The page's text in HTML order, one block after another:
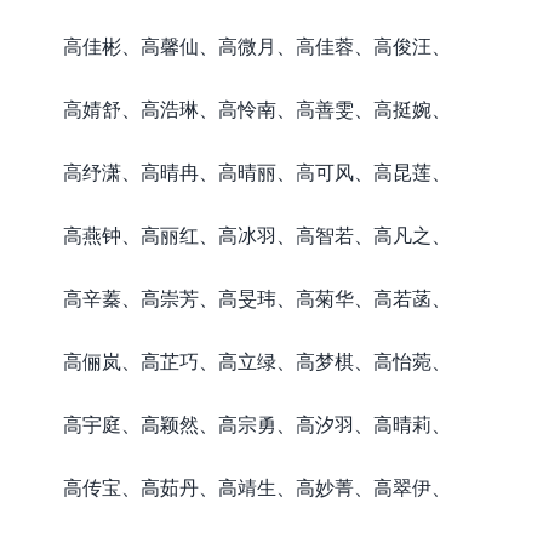
高佳彬、高馨仙、高微月、高佳蓉、高俊汪、
高婧舒、高浩琳、高怜南、高善雯、高挺婉、
高纾潇、高晴冉、高晴丽、高可风、高昆莲、
高燕钟、高丽红、高冰羽、高智若、高凡之、
高辛蓁、高崇芳、高旻玮、高菊华、高若菡、
高俪岚、高芷巧、高立绿、高梦棋、高怡菀、
高宇庭、高颖然、高宗勇、高汐羽、高晴莉、
高传宝、高茹丹、高靖生、高妙菁、高翠伊、